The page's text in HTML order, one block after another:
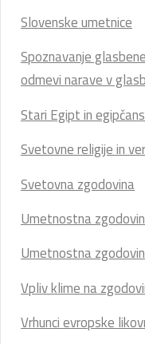
Slovenske umetnice
Spoznavanje
odmevi narave v
Stari Egipt in
Svetovne religije in
Svetovna zgodovina
Umetnostna
Umetnostna
Vpliv klime na
Vrhunci evropske